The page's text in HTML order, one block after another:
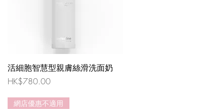
活細胞智慧型親膚絲滑洗面奶
價格
HK$780.00
網店優惠不適用